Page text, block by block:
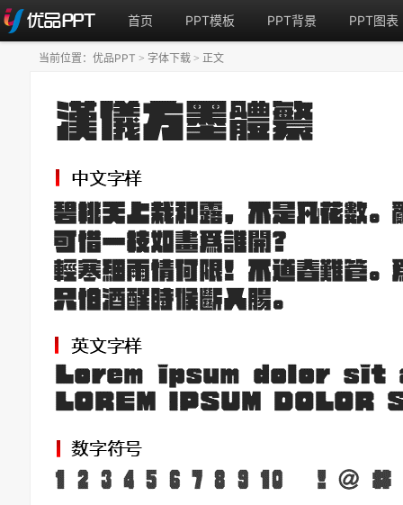
首页 PPT模板 PPT背景 PPT图表
当前位置： 优品PPT > 字体下载 > 正文